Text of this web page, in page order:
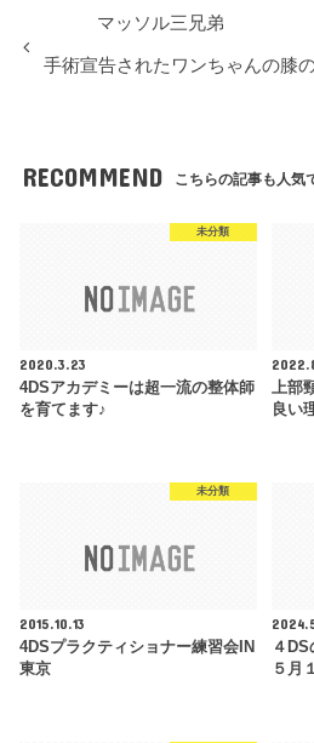
マッソル三兄弟
手術宣告されたワンちゃんの膝
RECOMMEND こちらの記事も人気
未分類
2020.3.23
4DSアカデミーは超一流の整体師
を育てます♪
上部
良い
未分類
2015.10.13
4DSプラクティショナー練習会IN
東京
４
５月